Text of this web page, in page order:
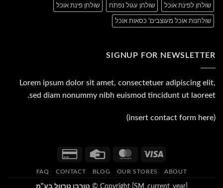
שולחן לפינת אוכל שולחן עגול נפתח שולחן פינת אוכל
שולחנות אוכל מעוצבים' כסאות אוכל
SIGNUP FOR NEWSLETTER
Lorem ipsum dolor sit amet, consectetuer adipiscing elit,
sed diam nonummy nibh euismod tincidunt ut laoreet.
(insert contact form here)
Visa
MasterCard
Credit
ABOUT
OUR STORES
BLOG
CONTACT
FAQ
Copyright [SM_current_year] © טורבו טרוול בע"מ